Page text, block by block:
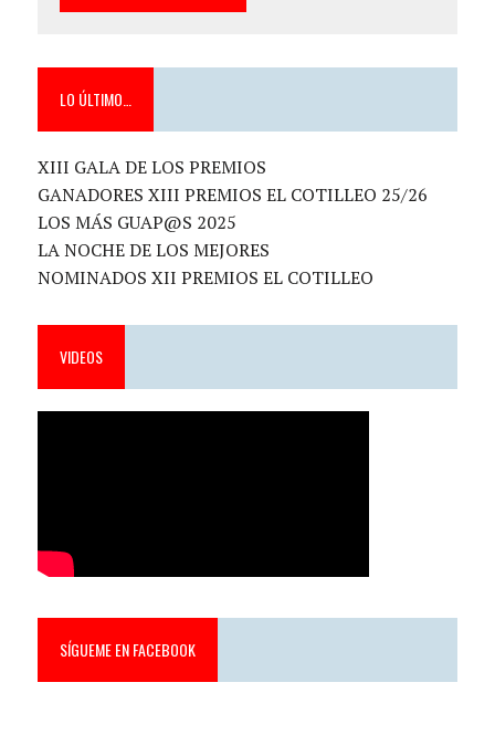
LO ÚLTIMO…
XIII GALA DE LOS PREMIOS
GANADORES XIII PREMIOS EL COTILLEO 25/26
LOS MÁS GUAP@S 2025
LA NOCHE DE LOS MEJORES
NOMINADOS XII PREMIOS EL COTILLEO
VIDEOS
SÍGUEME EN FACEBOOK